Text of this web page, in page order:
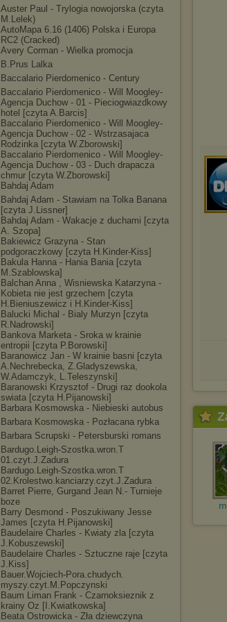
Auster Paul - Trylogia nowojorska (czyta
M.Lelek)
AutoMapa 6.16 (1406) Polska i Europa
RC2 (Cracked)
Avery Corman - Wielka promocja
B.Prus Lalka
Baccalario Pierdomenico - Century
Baccalario Pierdomenico - Will Moogley-
Agencja Duchow - 01 - Pieciogwiazdkowy
hotel [czyta A.Barcis]
Baccalario Pierdomenico - Will Moogley-
Agencja Duchow - 02 - Wstrzasajaca
Rodzinka [czyta W.Zborowski]
Baccalario Pierdomenico - Will Moogley-
Agencja Duchow - 03 - Duch drapacza
chmur [czyta W.Zborowski]
Bahdaj Adam
Bahdaj Adam - Stawiam na Tolka Banana
[czyta J.Lissner]
Bahdaj Adam - Wakacje z duchami [czyta
A. Szopa]
Bakiewicz Grazyna - Stan
podgoraczkowy [czyta H.Kinder-Kiss]
Bakula Hanna - Hania Bania [czyta
M.Szablowska]
Balchan Anna , Wisniewska Katarzyna -
Kobieta nie jest grzechem [czyta
H.Bieniuszewicz i H.Kinder-Kiss]
Balucki Michal - Bialy Murzyn [czyta
R.Nadrowski]
Bankova Marketa - Sroka w krainie
entropii [czyta P.Borowski]
Baranowicz Jan - W krainie basni [czyta
A.Nechrebecka, Z.Gladyszewska,
W.Adamczyk, L.Teleszynski]
Baranowski Krzysztof - Drugi raz dookola
swiata [czyta H.Pijanowski]
Barbara Kosmowska - Niebieski autobus
Barbara Kosmowska - Pozłacana rybka
Barbara Scrupski - Petersburski romans
Bardugo.Leigh-Szostka.wron.T
01.czyt.J.Zadura
Bardugo.Leigh-Szostka.wron.T
02.Krolestwo.kanciarzy.czyt.J.Zadura
Barret Pierre, Gurgand Jean N.- Turnieje
boze
Barry Desmond - Poszukiwany Jesse
James [czyta H.Pijanowski]
Baudelaire Charles - Kwiaty zla [czyta
J.Kobuszewski]
Baudelaire Charles - Sztuczne raje [czyta
J.Kiss]
Bauer.Wojciech-Pora.chudych.
myszy.czyt.M.Popczynski
Baum Liman Frank - Czarnoksieznik z
krainy Oz [I.Kwiatkowska]
Beata Ostrowicka - Zła dziewczyna